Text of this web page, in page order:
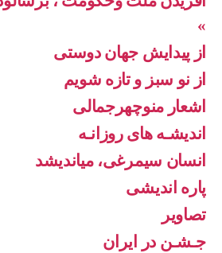
»
از پیدایش جهان دوستی
از نو سبز و تازه شویم
اشعار منوچهرجمالی
اندیشـه های روزانـه
انسان سیمرغی، میاندیشد
پاره اندیشی
تصاویر
جـشـن در ایران